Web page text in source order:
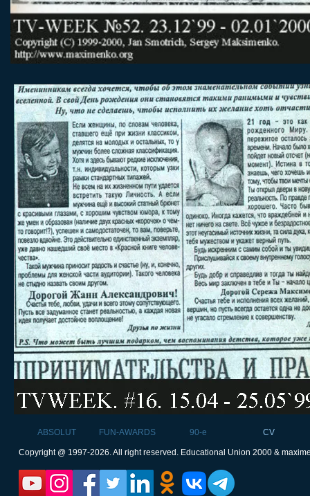
ABSOLUT FUN-AWARDS 90-e CV
Copyright @ 1997-2026. All right reserved. Educational Union 2000 &